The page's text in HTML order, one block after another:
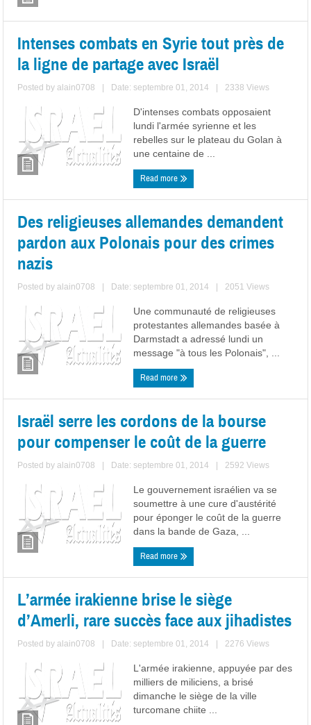
Intenses combats en Syrie tout près de
la ligne de partage avec Israël
Posted byalain0708 Date: septembre 01, 2014 2338 Views
D'intenses combats opposaient
lundi l'armée syrienne et les
rebelles sur le plateau du Golan à
une centaine de ...
Read more
Des religieuses allemandes demandent
pardon aux Polonais pour des crimes
nazis
Posted byalain0708 Date: septembre 01, 2014 2051 Views
Une communauté de religieuses
protestantes allemandes basée à
Darmstadt a adressé lundi un
message "à tous les Polonais", ...
Read more
Israël serre les cordons de la bourse
pour compenser le coût de la guerre
Posted byalain0708 Date: septembre 01, 2014 2592 Views
Le gouvernement israélien va se
soumettre à une cure d'austérité
pour éponger le coût de la guerre
dans la bande de Gaza, ...
Read more
L’armée irakienne brise le siège
d’Amerli, rare succès face aux jihadistes
Posted byalain0708 Date: septembre 01, 2014 2276 Views
L'armée irakienne, appuyée par des
milliers de miliciens, a brisé
dimanche le siège de la ville
turcomane chiite ...